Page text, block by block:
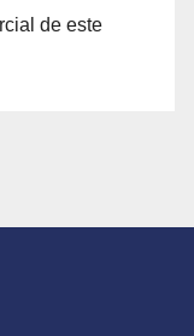
de este